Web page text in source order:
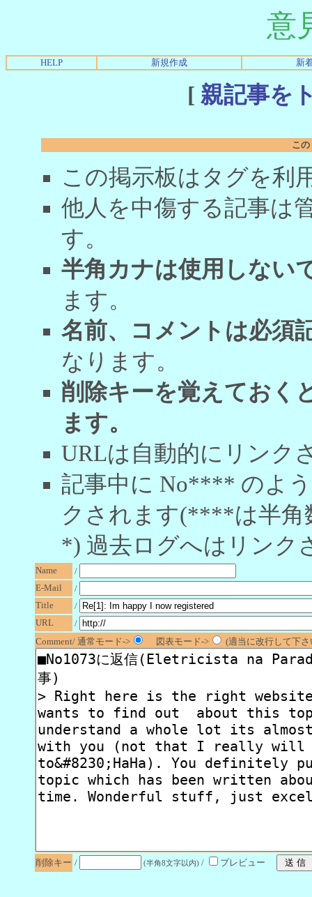
意
HELP 新規作成 新
[ 親記事を
こ
この掲示板はタグを利
他人を中傷する記事は
す。
半角カナは使用しない
ます。
名前、コメントは必須
なります。
削除キーを覚えておく
ます。
URLは自動的にリンク
記事中に No**** のよ
クされます(****は半角
*) 過去ログへはリンク
Name
/
E-Mail
/
Title
/
URL
/
Comment/ 通常モード->
図表モード-> (適当に改行して下
削除キー / (半角8文字以内) / プレビュー